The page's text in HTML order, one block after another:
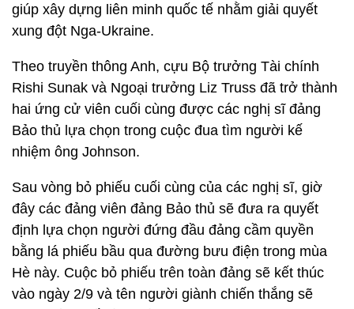
giúp xây dựng liên minh quốc tế nhằm giải quyết
xung đột Nga-Ukraine.
Theo truyền thông Anh, cựu Bộ trưởng Tài chính
Rishi Sunak và Ngoại trưởng Liz Truss đã trở thành
hai ứng cử viên cuối cùng được các nghị sĩ đảng
Bảo thủ lựa chọn trong cuộc đua tìm người kế
nhiệm ông Johnson.
Sau vòng bỏ phiếu cuối cùng của các nghị sĩ, giờ
đây các đảng viên đảng Bảo thủ sẽ đưa ra quyết
định lựa chọn người đứng đầu đảng cầm quyền
bằng lá phiếu bầu qua đường bưu điện trong mùa
Hè này. Cuộc bỏ phiếu trên toàn đảng sẽ kết thúc
vào ngày 2/9 và tên người giành chiến thắng sẽ